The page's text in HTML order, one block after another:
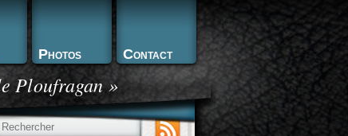
Ploufragan »
Photos Contact